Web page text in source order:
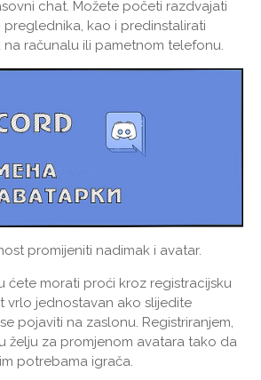
chat. Možete početi razdvajati
kao i predinstalirati
računalu ili pametnom telefonu.
promijeniti nadimak i avatar.
ćete morati proći kroz registracijsku
vrlo jednostavan ako slijedite
pojaviti na zaslonu. Registriranjem,
želju za promjenom avatara tako da
potrebama igrača.